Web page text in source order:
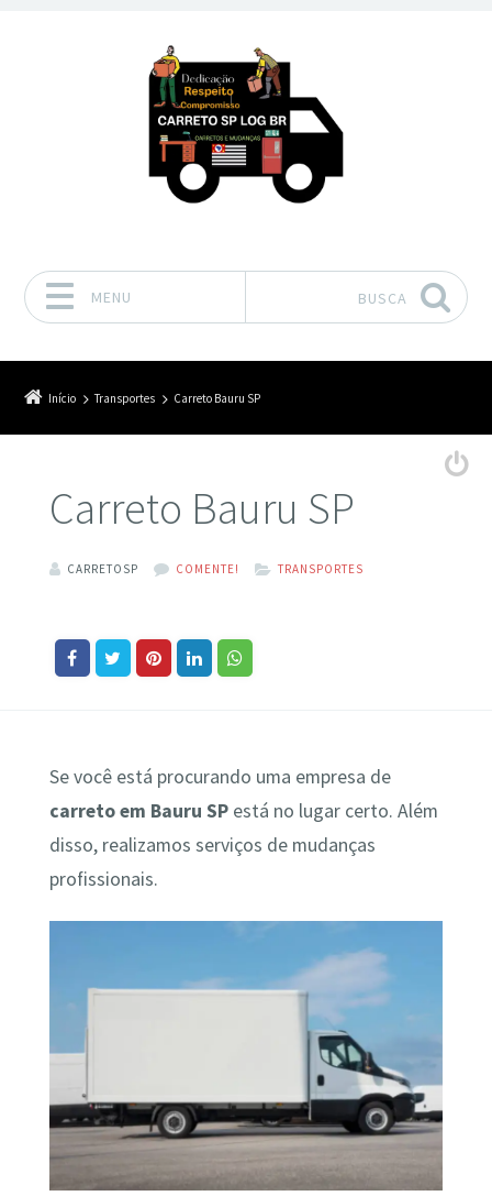
MENU BUSCA
Início Transportes Carreto Bauru SP
Carreto Bauru SP
CARRETOSP COMENTE! TRANSPORTES
Se você está procurando uma empresa de
carreto em Bauru SPestá no lugar certo. Além
disso, realizamos serviços de mudanças
profissionais.